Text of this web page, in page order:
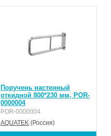
Поручень настенный
откидной 800*230 мм, POR-
0000004
POR-0000004
AQUATEK (Россия)